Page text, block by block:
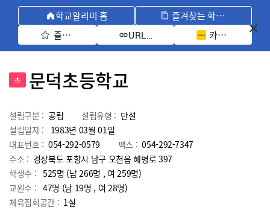
학교알리미 홈
즐겨찾는 학교 모아보기
즐겨찾기 선택
URL 복사 카카오톡 공유
초 문덕초등학교
설립구분 : 공립 설립유형 : 단설
설립일자 :
1983년 03월 01일
대표번호 : 054-292-0579 팩스 : 054-292-7347
주소 : 경상북도 포항시 남구 오천읍 해병로 397
학생수 : 525명 (남 266명 , 여 259명)
교원수 : 47명 (남 19명 , 여 28명)
체육집회공간 : 1실